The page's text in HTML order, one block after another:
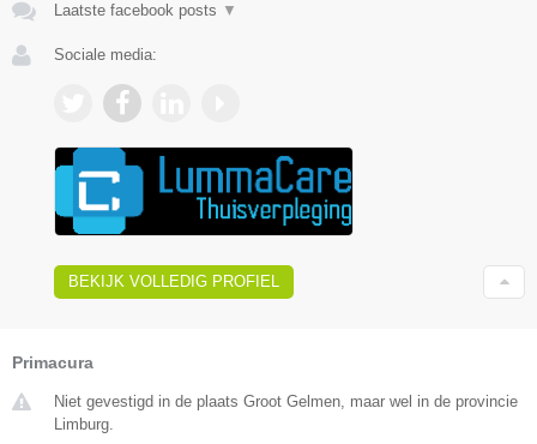
Laatste facebook posts ▼
Sociale media:
BEKIJK VOLLEDIG PROFIEL
Primacura
Niet gevestigd in de plaats Groot Gelmen, maar wel in de provincie
Limburg.